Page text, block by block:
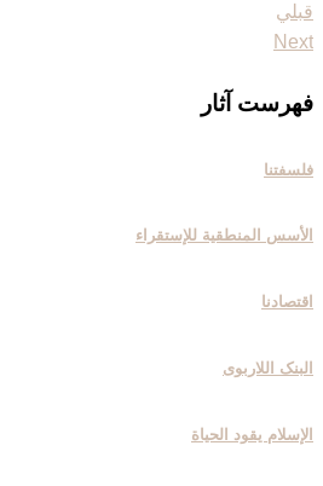
قبلي
فهرست آثار
فلسفتنا
الأسس المنطقیة للإستقراء
اقتصادنا
البنک اللاربوی
الإسلام یقود الحیاة